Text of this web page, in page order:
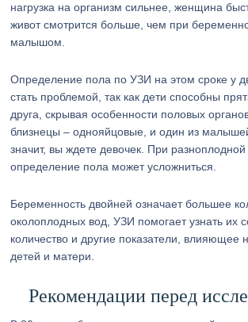
нагрузка на организм сильнее, женщина
живот смотрится больше, чем при
малышом.
Определение пола по УЗИ на этом сроке у
стать проблемой, так как дети способны
друга, скрывая особенности половых
близнецы – однояйцовые, и один из
значит, вы ждете девочек. При
определение пола может усложниться.
Беременность двойней означает большее
околоплодных вод, УЗИ помогает узнать их
количество и другие показатели, влияющее
детей и матери.
Рекомендации перед